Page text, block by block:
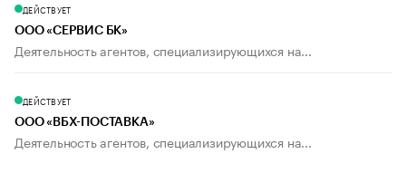
ДЕЙСТВУЕТ
ООО «СЕРВИС БК»
Деятельность агентов, специализирующихся на...
ДЕЙСТВУЕТ
ООО «ВБХ-ПОСТАВКА»
Деятельность агентов, специализирующихся на...